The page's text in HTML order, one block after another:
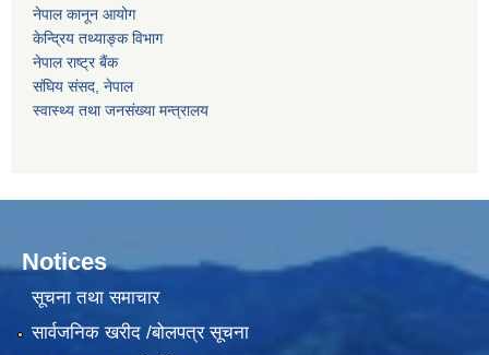
नेपाल कानून आयोग
केन्द्रिय तथ्याङ्क विभाग
नेपाल राष्‍ट्र बैंक
संघिय संसद, नेपाल
स्वास्थ्य तथा जनसंख्या मन्त्रालय
Notices
सूचना तथा समाचार
सार्वजनिक खरीद /बोलपत्र सूचना